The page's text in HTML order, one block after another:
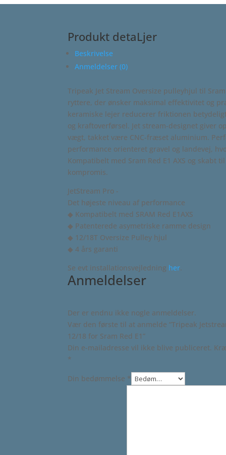
Produkt detaLjer
Beskrivelse
Anmeldelser (0)
Tripeak Jet Stream Oversize pulleyhjul til
ryttere, der ønsker maksimal effektivitet og
keramiske lejer reducerer friktionen
og kraftoverførsel. Jet stream-designet giver
vægt, takket være CNC-fræset aluminium.
performance orienteret gravel og landevej,
Kompatibelt med Sram Red E1 AXS og skabt
kompromis.
JetStream Pro -
Det højeste niveau af performance
◆ Kompatibelt med SRAM Red E1AXS
◆ Patenterede asymetriske ramme design
◆ 12/18T Oversize Pulley hjul
◆ 4 års garanti
Se evt installationsvejledning her.
Anmeldelser
Der er endnu ikke nogle anmeldelser.
Vær den første til at anmelde “Tripeak
12/18 for Sram Red E1”
Din e-mailadresse vil ikke blive publiceret.
*
Din bedømmelse *